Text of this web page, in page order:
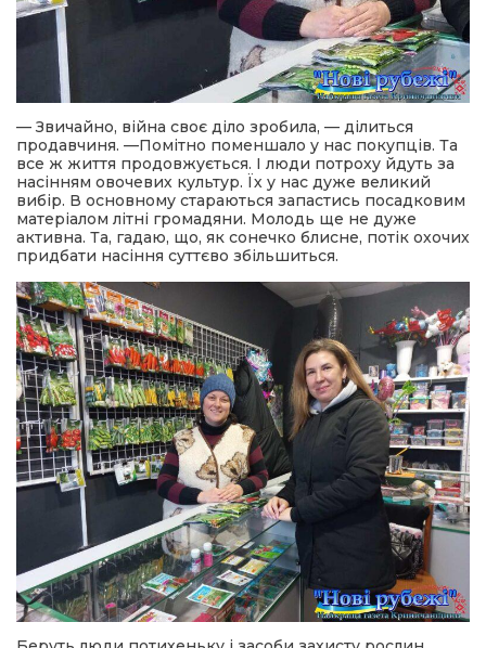
— Звичайно, війна своє діло зробила, — ділиться
продавчиня. —Помітно поменшало у нас покупців. Та
все ж життя продовжується. І люди потроху йдуть за
насінням овочевих культур. Їх у нас дуже великий
вибір. В основному стараються запастись посадковим
матеріалом літні громадяни. Молодь ще не дуже
активна. Та, гадаю, що, як сонечко блисне, потік охочих
придбати насіння суттєво збільшиться.